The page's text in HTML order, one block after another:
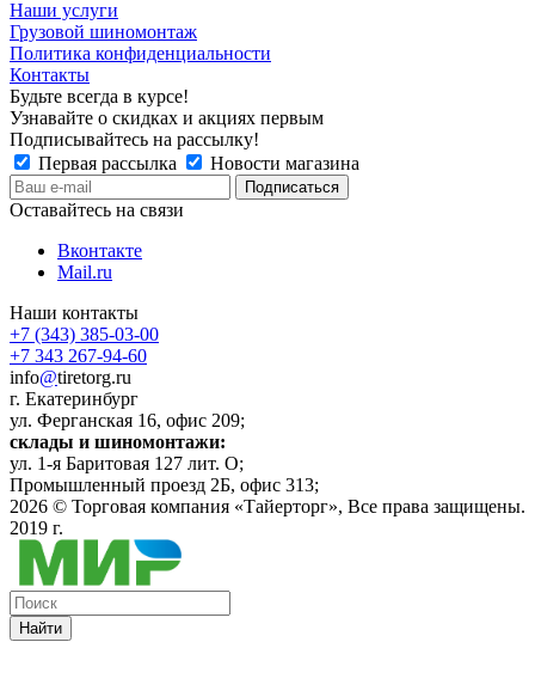
Наши услуги
Грузовой шиномонтаж
Политика конфиденциальности
Контакты
Будьте всегда в курсе!
Узнавайте о скидках и акциях первым
Подписывайтесь на рассылку!
Первая рассылка
Новости магазина
Оставайтесь на связи
Вконтакте
Mail.ru
Наши контакты
+7 (343) 385-03-00
+7 343 267-94-60
info@tiretorg.ru
г. Екатеринбург
ул. Ферганская 16, офис 209;
склады и шиномонтажи:
ул. 1-я Баритовая 127 лит. О;
Промышленный проезд 2Б, офис 313;
2026 © Торговая компания «Тайерторг», Все права защищены.
2019 г.
Найти